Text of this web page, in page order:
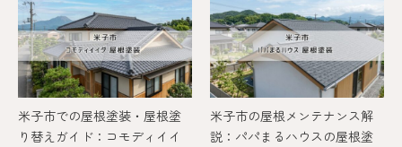
米子市での屋根塗装・屋根塗
り替えガイド：コモディイイ
米子市の屋根メンテナンス解
説：パパまるハウスの屋根塗